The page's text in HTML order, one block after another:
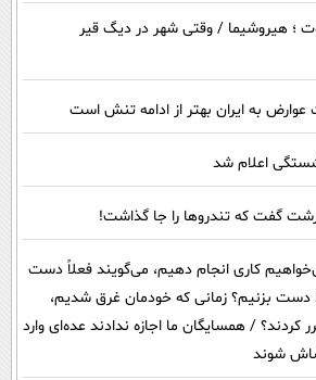
ششم اوت ؛ هیروشیما / وقتی شهر در دیگ قیر
به ایران بهتر از ادامه تنش است
اعلام شد
گفت که تندروها را جا گذاشت!
کاری انجام دهیم، می‌گویند فعلاً دست
دست بزنیم؟ زمانی که خودمان غرق شدیم،
/ همسایگان ما اجازه ندادند عده‌ای وارد
شوند